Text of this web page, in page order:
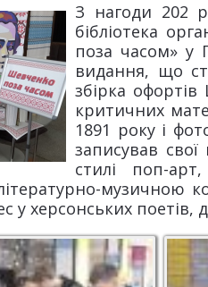
З нагоди 202
бібліотека
поза часом» у
видання, що
збірка
критичних
1891 року і
записував
стилі поп-
музичною
у херсонських поетів,
морської
переглядають